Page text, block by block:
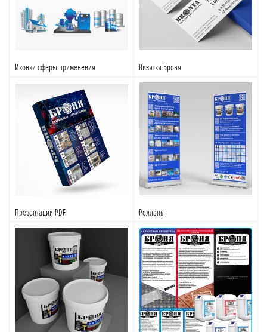
Иконки сферы применения Визитки Броня
Подробнее
Презентации PDF
Подробнее
Роллапы
Подробнее Подробнее